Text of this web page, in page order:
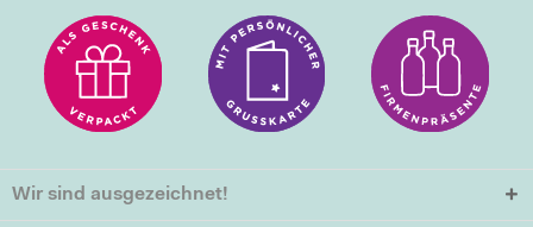
Wir sind ausgezeichnet!